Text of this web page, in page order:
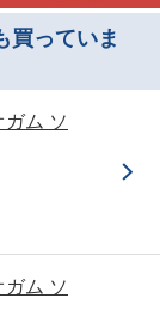
買っていま
ム ソ
ム ソ